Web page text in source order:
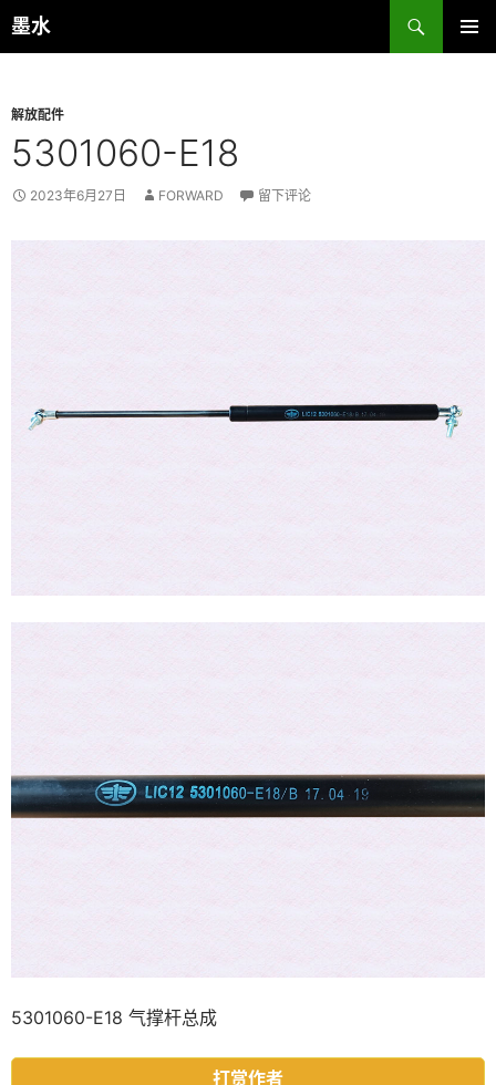
跳
至
墨水
搜
索
解放配件
5301060-E18
2023年6月27日 FORWARD 留下评论
5301060-E18 气撑杆总成
打赏作者